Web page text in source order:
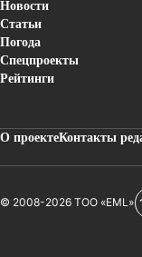
Новости
Статьи
Погода
Спецпроекты
Рейтинги
О проектеКонтакты
© 2008-2026 ТОО «EML»